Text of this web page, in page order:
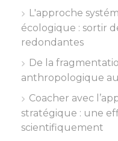
L'approche
écologique : sortir
redondantes
De la
anthropologique
Coacher avec
stratégique : une
scientifiquement